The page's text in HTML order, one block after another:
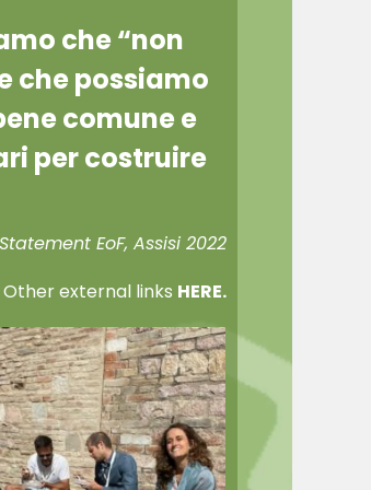
che “non
che possiamo
comune e
per costruire
EoF, Assisi 2022
Other external links HERE.